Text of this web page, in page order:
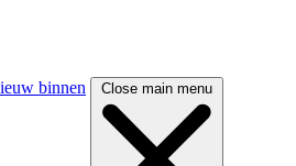
binnen Close main menu